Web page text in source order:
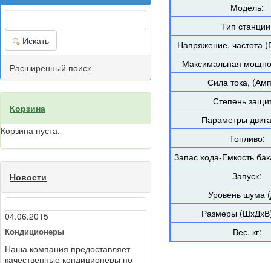
Искать
Расширенный поиск
Корзина
Корзина пуста.
Новости
04.06.2015
Кондиционеры
Наша компания предоставляет
качественные кондиционеры по
Модель:
Тип
Напряжение, частота
Максимальная
Сила тока,
Степень
Параметры
Топливо:
Запас хода-Емкость
Запуск:
Уровень шума
Размеры
Вес, кг: